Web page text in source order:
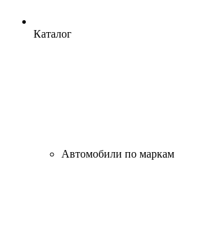
Каталог
Автомобили по маркам